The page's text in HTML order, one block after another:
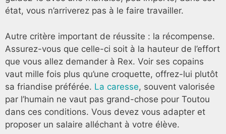
état, vous n’arriverez pas à le faire travailler.
Autre critère important de réussite : la récompense.
Assurez-vous que celle-ci soit à la hauteur de l’effort
que vous allez demander à Rex. Voir ses copains
vaut mille fois plus qu’une croquette, offrez-lui plutôt
sa friandise préférée. La caresse, souvent valorisée
par l’humain ne vaut pas grand-chose pour Toutou
dans ces conditions. Vous devez vous adapter et
proposer un salaire alléchant à votre élève.